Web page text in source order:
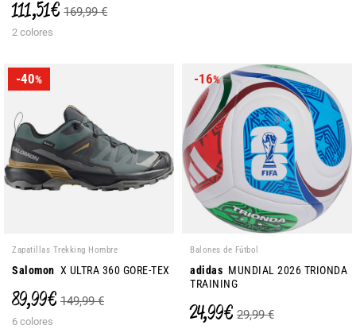
111,51 € 169,99 €
2 colores
-40%
Zapatillas Trekking Hombre
Salomon X ULTRA 360 GORE-TEX
89,99 € 149,99 €
6 colores
-16%
Balones de Fútbol
adidas MUNDIAL 2026 TRIONDA
TRAINING
24,99 € 29,99 €